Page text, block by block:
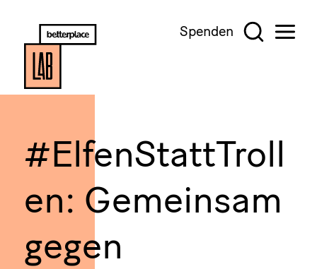
Spenden
#ElfenStattTroll
en: Gemeinsam
gegen